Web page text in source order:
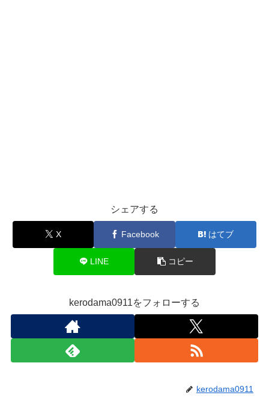
シェアする
X Facebook はてブ
LINE コピー
kerodama0911をフォローする
kerodama0911